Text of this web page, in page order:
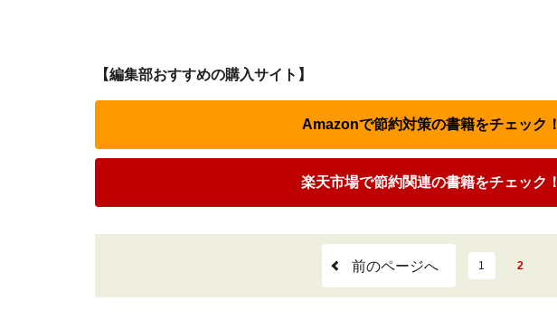
【編集部おすすめの購入サイト】
Amazonで節約対策の書籍をチェック！
楽天市場で節約関連の書籍をチェック！
前のページへ 1 2